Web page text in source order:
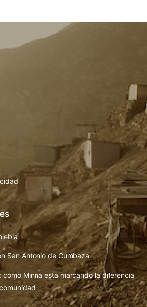
San Antonio de Cumbaza
cómo Minna está marcando la diferencia